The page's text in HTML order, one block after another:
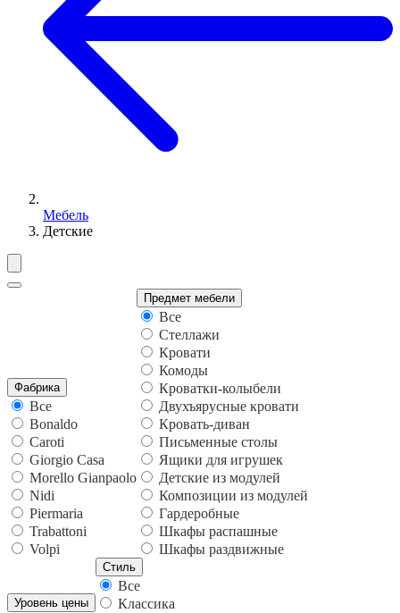
Мебель
Детские
Фабрика
Все
Bonaldo
Caroti
Giorgio Casa
Morello Gianpaolo
Nidi
Piermaria
Trabattoni
Volpi
Предмет мебели
Все
Стеллажи
Кровати
Комоды
Кроватки-колыбели
Двухъярусные кровати
Кровать-диван
Письменные столы
Ящики для игрушек
Детские из модулей
Композиции из модулей
Гардеробные
Шкафы распашные
Шкафы раздвижные
Уровень цены
Стиль
Все
Классика